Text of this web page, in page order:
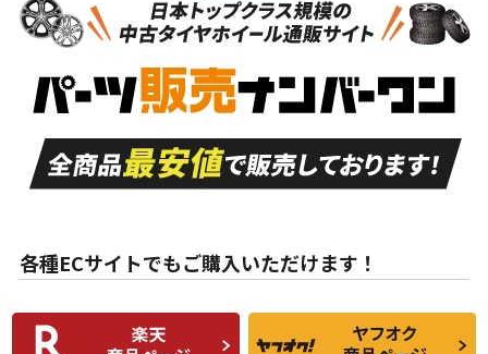
S
品）
S
新車外し品（新古
付き
A
走行距離も少なく、
目立つ傷もほとんど
ない中古品
A
走行距離も少なく、
非常に状態の良い中
古品
な中古品
んどない中古品
C
比較的きれいな中古
品
C
られるが、使用に問
題のない中古品
各種ECサイトでもご購入いただけます！